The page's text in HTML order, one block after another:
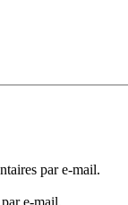
par e-mail.